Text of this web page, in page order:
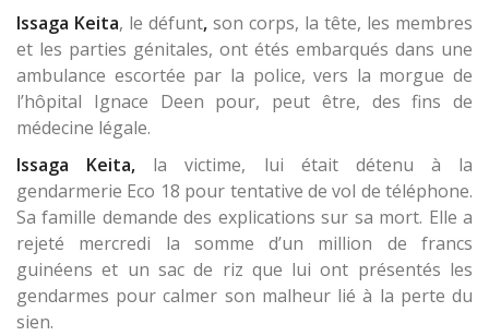
Issaga Keita, le défunt, son corps, la tête, les membres
et les parties génitales, ont étés embarqués dans une
ambulance escortée par la police, vers la morgue de
l’hôpital Ignace Deen pour, peut être, des fins de
médecine légale.
Issaga Keita, la victime, lui était détenu à la
gendarmerie Eco 18 pour tentative de vol de téléphone.
Sa famille demande des explications sur sa mort. Elle a
rejeté mercredi la somme d’un million de francs
guinéens et un sac de riz que lui ont présentés les
gendarmes pour calmer son malheur lié à la perte du
sien.